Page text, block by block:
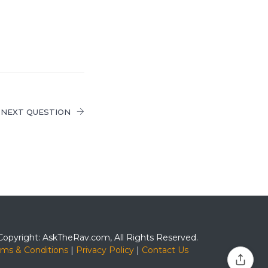
NEXT QUESTION
AskTheRav.com, All Rights Reserved.
& Conditions | Privacy Policy | Contact Us